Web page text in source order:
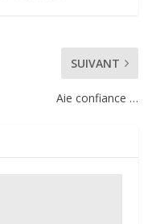
SUIVANT
Aie confiance …